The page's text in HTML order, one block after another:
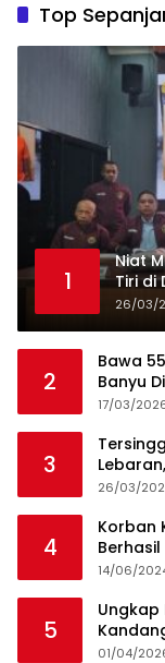
Top
1
Niat
Tiri di
26/03/
2
Bawa
Banyu
17/03/
3
Teman
26/03/
4
Korban
14/06/
5
Ungkap
HSS
01/04/